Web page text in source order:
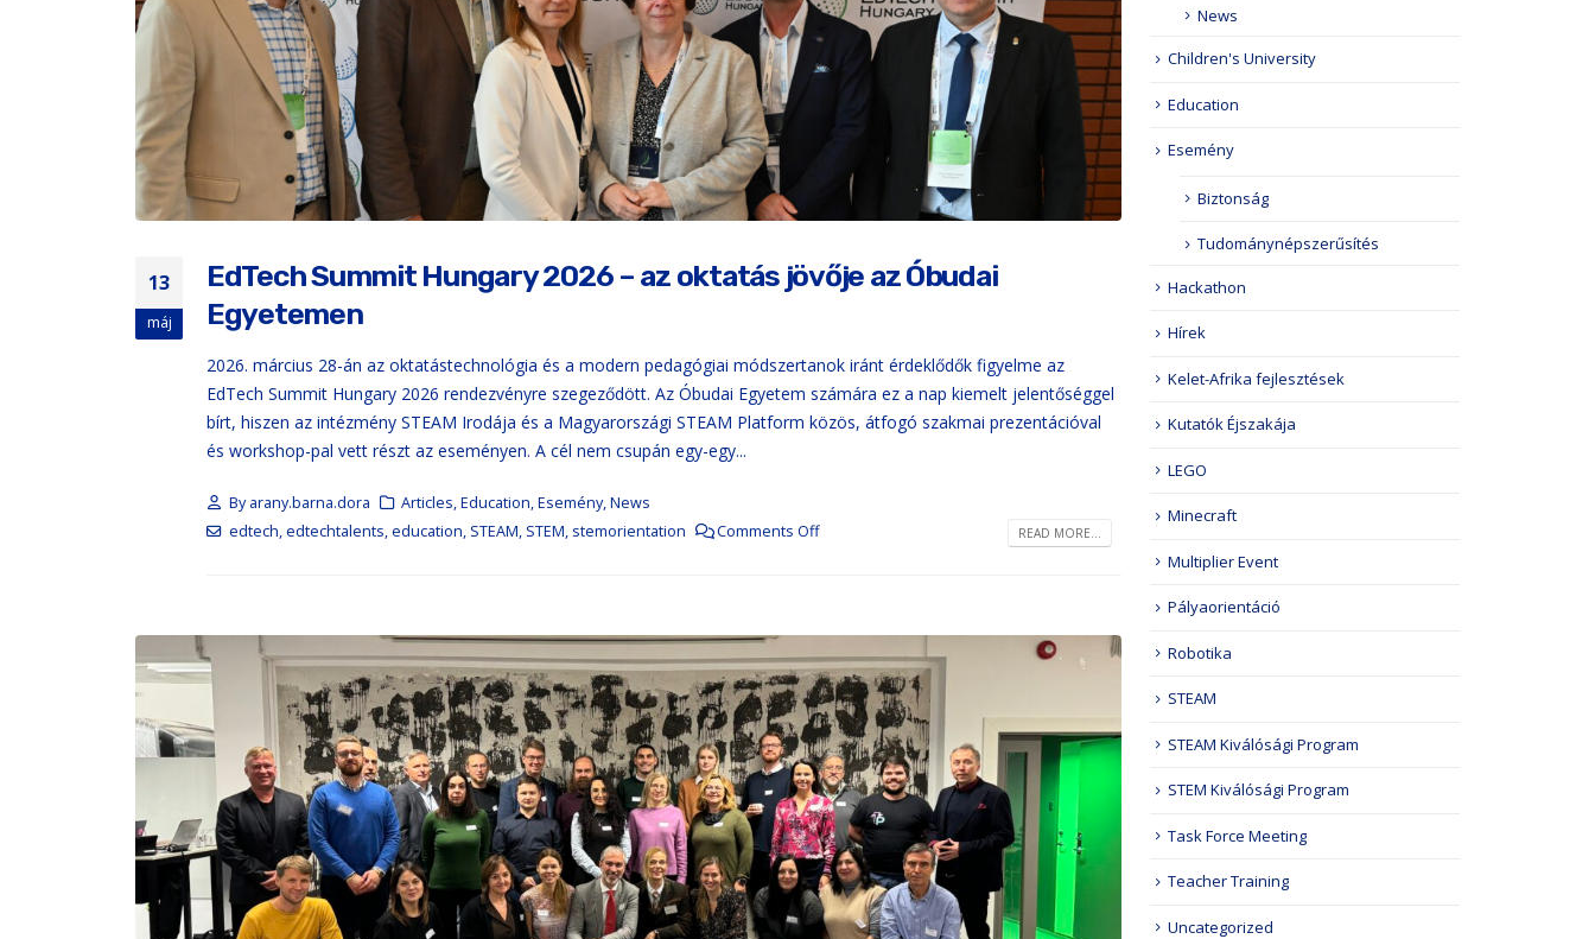
13
máj
EdTech Summit Hungary 2026 – az oktatás jövője az Óbudai
Egyetemen
2026. március 28-án az oktatástechnológia és a modern pedagógiai módszertanok iránt érdeklődők figyelme az
EdTech Summit Hungary 2026 rendezvényre szegeződött. Az Óbudai Egyetem számára ez a nap kiemelt jelentőséggel
bírt, hiszen az intézmény STEAM Irodája és a Magyarországi STEAM Platform közös, átfogó szakmai prezentációval
és workshop-pal vett részt az eseményen. A cél nem csupán egy-egy...
Byarany.barna.dora Articles,Education,Esemény,News
edtech,edtechtalents,education, STEAM, STEM, stemorientation Comments Off READ MORE...
News
Children's University
Education
Esemény
Biztonság
Tudománynépszerűsítés
Hackathon
Hírek
Kelet-Afrika fejlesztések
Kutatók Éjszakája
LEGO
Minecraft
Multiplier Event
Pályaorientáció
Robotika
STEAM
STEAM Kiválósági Program
STEM Kiválósági Program
Task Force Meeting
Teacher Training
Uncategorized